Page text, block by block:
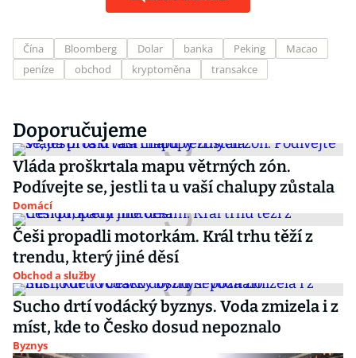
Čína Bloomberg Dolar banka Peking
Macao
peníze
obchod kryptoměna transakce
Doporučujeme
Vláda proškrtala mapu větrných zón.
Podívejte se, jestli ta u vaší chalupy zůstala
Domácí
Češi propadli motorkám. Král trhu těží z
trendu, který jiné děsí
Obchod a služby
Sucho drtí vodácký byznys. Voda zmizela i z
míst, kde to Česko dosud nepoznalo
Byznys